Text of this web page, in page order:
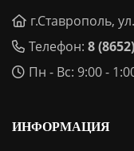
г.Ставрополь,
Телефон: 8
Пн - Вс: 9:00 -
ИНФОРМАЦИЯ